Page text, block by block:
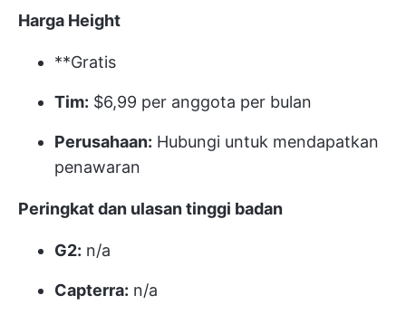
Harga Height
**Gratis
Tim: $6,99 per anggota per bulan
Perusahaan: Hubungi untuk mendapatkan
penawaran
Peringkat dan ulasan tinggi badan
G2: n/a
Capterra: n/a